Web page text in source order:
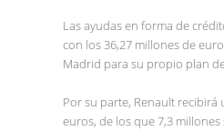
Las ayudas en forma de
con los 36,27 millones de
Madrid para su propio plan
Por su parte, Renault recibirá
euros, de los que 7,3